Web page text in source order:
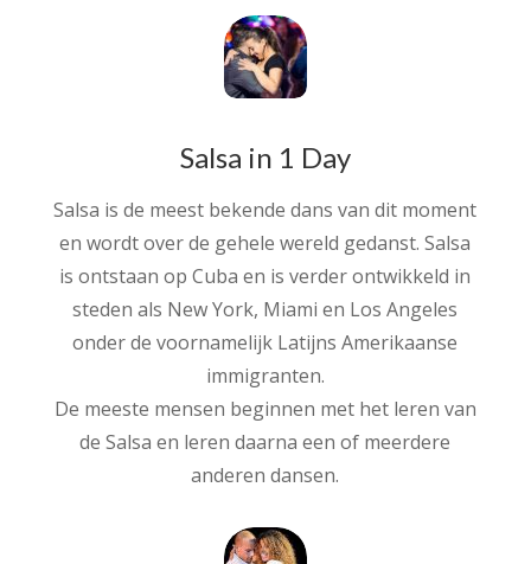
Salsa in 1 Day
Salsa is de meest bekende dans van dit moment
en wordt over de gehele wereld gedanst. Salsa
is ontstaan op Cuba en is verder ontwikkeld in
steden als New York, Miami en Los Angeles
onder de voornamelijk Latijns Amerikaanse
immigranten.
De meeste mensen beginnen met het leren van
de Salsa en leren daarna een of meerdere
anderen dansen.